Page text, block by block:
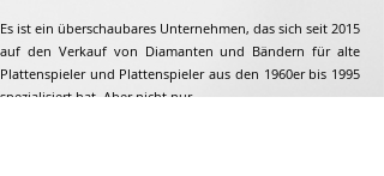
Es ist ein überschaubares Unternehmen, das sich seit 2015
auf den Verkauf von Diamanten und Bändern für alte
Plattenspieler und Plattenspieler aus den 1960er bis 1995
spezialisiert hat. Aber nicht nur...